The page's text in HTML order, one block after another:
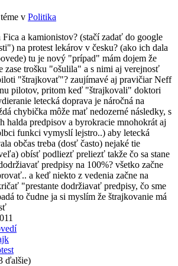
v Politika
Fica a kamionistov? (stačí zadať do google
na protest lekárov v česku? (ako ich dala
tu je nový "prípad" mám dojem že
zase trošku "ošulila" a s nimi aj verejnosť
"štrajkovať"? zaujímavé aj pravičiar Neff
pilotov, pritom keď "štrajkovali" doktori
letecká doprava je náročná na
chybička môže mať nedozerné následky, s
halda predpisov a byrokracie mnohokrát aj
funkci vymyslí lejstro..) aby letecká
občas treba (dosť často) nejaké tie
obísť podliezť preliezť takže čo sa stane
predpisy na 100%? všetko začne
a keď niekto z vedenia začne na
"prestante dodržiavať predpisy, čo sme
to čudne ja si myslím že štrajkovanie má
ďalšie)